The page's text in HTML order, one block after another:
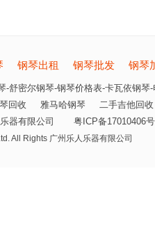
钢琴出租 钢琴批发 钢琴
-舒密尔钢琴-钢琴价格表-卡瓦依钢琴
回收 雅马哈钢琴
二手吉他回收
器有限公司
粤ICP备17010406
All Rights 广州乐人乐器有限公司